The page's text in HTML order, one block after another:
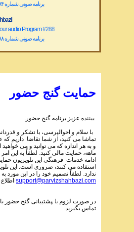
برنامه صوتی شماره ۲۸۴ گنج حضور
audio Program #288
برنامه صوتی شماره ۲۸۸ گنج حضور
برنامه صوتی شماره ۲۰۰ گنج حضور
audio Program # 201
audio Program # 202
برنامه صوتی شماره ۲۰۲ گنج حضور
audio Program # 203
برنامه صوتی شماره ۲۰۳ گنج حضور
audio Program # 204
حمایت گنج حضور
بیننده عزیز برنامه گنج حضور:
با سلام و احوالپرسی، با تشکر و
تماشا می کنید، از شما تقاضا داریم
و به هر اندازه که می توانید و می خواهید
ماهه، حمایت مالی کنید. لطفاً به این
ادامه خدمات فرهنگی این تلویزیون
استفاده می کنند، ضروری است. این
ندارد. لطفاً تصمیم خود را در این مورد به
support@parvizshahbazi.com
در صورت لزوم با ‍پشتیبانی گنج حضور
تماس بگیرید.